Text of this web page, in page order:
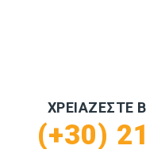
ΧΡΕΙΆΖΕΣΤΕ
(+30)